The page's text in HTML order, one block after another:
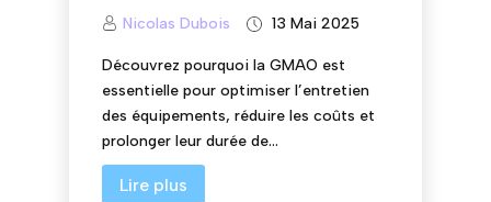
Nicolas Dubois 13 Mai 2025
Découvrez pourquoi la GMAO est
essentielle pour optimiser l’entretien
des équipements, réduire les coûts et
prolonger leur durée de...
Lire plus